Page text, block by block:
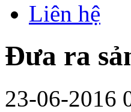
Liên hệ
Đưa ra
23-06-2016